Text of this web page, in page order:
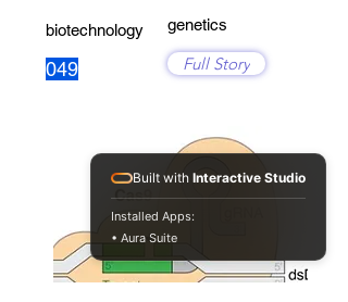
biotechnology
049
genetics
Full Story
Built with Interactive Studio
Installed Apps:
• Aura Suite